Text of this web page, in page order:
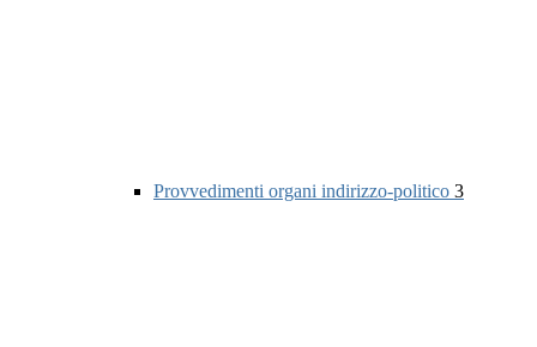
Provvedimenti organi indirizzo-politico 3